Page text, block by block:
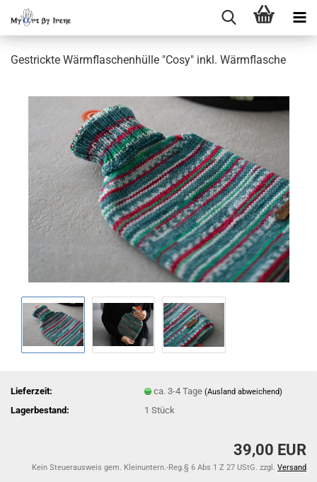
Gestrickte Wärmflaschenhülle "Cosy" inkl. Wärmflasche
Lieferzeit: ca. 3-4 Tage(Ausland abweichend)
Lagerbestand: 1Stück
39,00 EUR
Kein Steuerausweis gem. Kleinuntern.-Reg.§ 6 Abs 1 Z 27 UStG. zzgl. Versand